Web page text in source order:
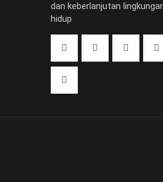
dan keberlanjutan
hidup